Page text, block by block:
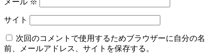
メール ※
サイト
次回のコメントで使用するためブラウザーに自分の名
前、メールアドレス、サイトを保存する。